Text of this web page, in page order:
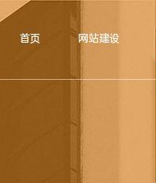
首页 网站建设